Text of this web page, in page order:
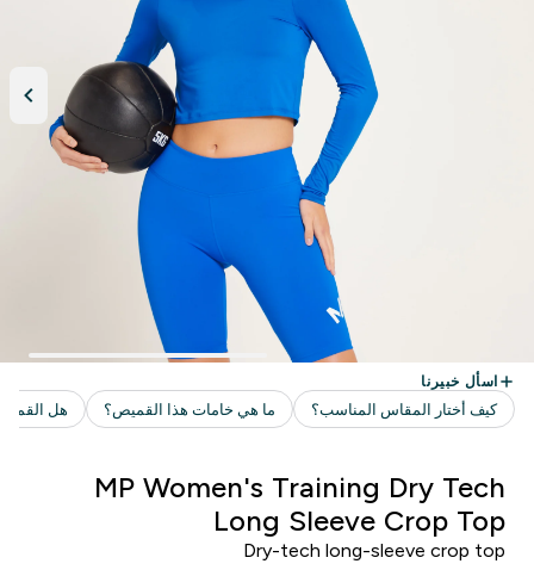
MP Women's Training Dry Tech
Long Sleeve Crop Top
Dry-tech long-sleeve crop top